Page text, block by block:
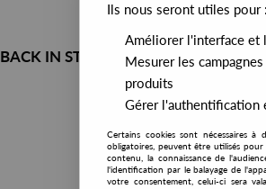
BACK IN STOCK ALL STOCK
Ils nous seront utiles pour :
Améliorer l'interface et
Mesurer les
produits
Gérer l'authentification
Certains cookies sont nécessaires
obligatoires, peuvent être utilisés
contenu, la connaissance de
l'identification par le balayage de
votre consentement, celui-ci sera